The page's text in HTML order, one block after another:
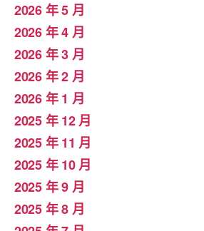
2026 年 5 月
2026 年 4 月
2026 年 3 月
2026 年 2 月
2026 年 1 月
2025 年 12 月
2025 年 11 月
2025 年 10 月
2025 年 9 月
2025 年 8 月